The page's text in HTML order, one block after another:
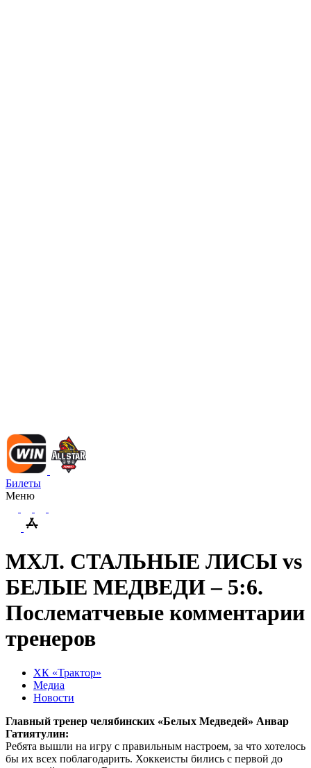
Билеты
Меню
МХЛ. СТАЛЬНЫЕ ЛИСЫ vs
БЕЛЫЕ МЕДВЕДИ – 5:6.
Послематчевые комментарии
тренеров
ХК «Трактор»
Медиа
Новости
Главный тренер челябинских «Белых Медведей» Анвар
Гатиятулин:
Ребята вышли на игру с правильным настроем, за что хотелось
бы их всех поблагодарить. Хоккеисты бились с первой до